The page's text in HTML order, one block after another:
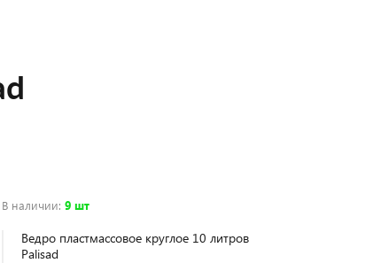
В наличии:9 шт
Ведро пластмассовое круглое 10 литров
Palisad